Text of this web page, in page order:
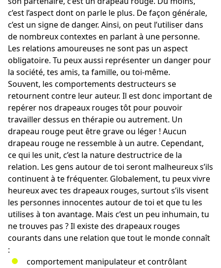
c’est l’aspect dont on parle le plus. De façon générale,
c’est un signe de danger. Ainsi, on peut l’utiliser dans
de nombreux contextes en parlant à une personne.
Les relations amoureuses ne sont pas un aspect
obligatoire. Tu peux aussi représenter un danger pour
la société, tes amis, ta famille, ou toi-même.
Souvent, les comportements destructeurs se
retournent contre leur auteur. Il est donc important de
repérer nos drapeaux rouges tôt pour pouvoir
travailler dessus en thérapie ou autrement. Un
drapeau rouge peut être grave ou léger ! Aucun
drapeau rouge ne ressemble à un autre. Cependant,
ce qui les unit, c’est la nature destructrice de la
relation. Les gens autour de toi seront malheureux s’ils
continuent à te fréquenter. Globalement, tu peux vivre
heureux avec tes drapeaux rouges, surtout s’ils visent
les personnes innocentes autour de toi et que tu les
utilises à ton avantage. Mais c’est un peu inhumain, tu
ne trouves pas ? Il existe des drapeaux rouges
courants dans une relation que tout le monde connaît
:
comportement manipulateur et contrôlant